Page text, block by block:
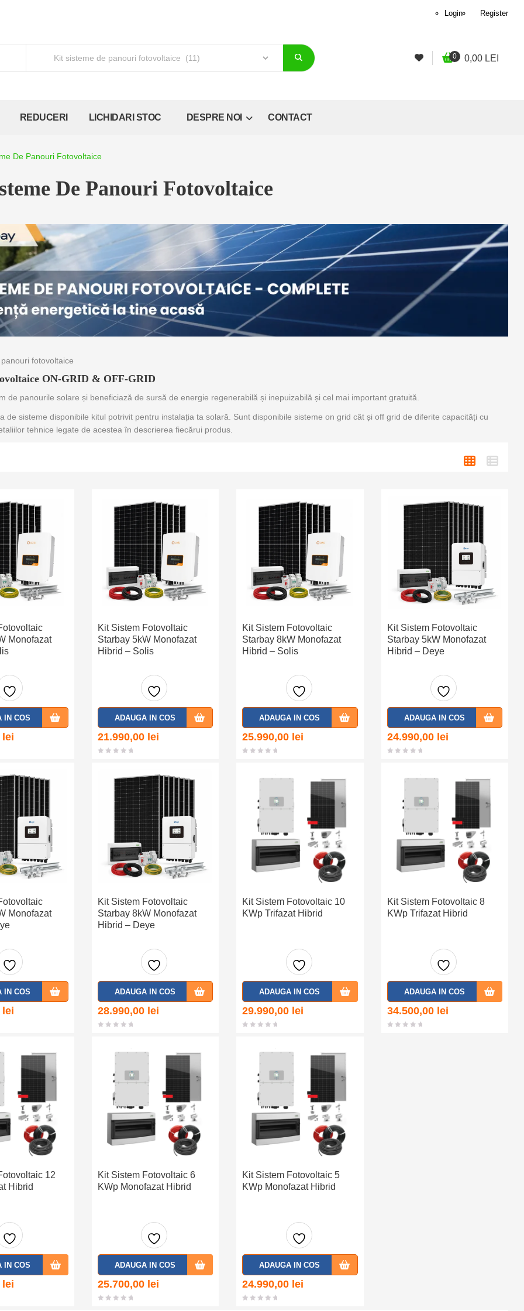
Login Register
0 0,00 LEI
REDUCERI LICHIDARI STOC DESPRE NOI CONTACT
De Panouri Fotovoltaice
De Panouri Fotovoltaice
fotovoltaice
ON-GRID & OFF-GRID
de panourile solare și beneficiază de sursă de energie regenerabilă și inepuizabilă și cel mai important gratuită.
de sisteme disponibile kitul potrivit pentru instalația ta solară. Sunt disponibile sisteme on grid cât și off grid de diferite capacități cu
tehnice legate de acestea în descrierea fiecărui produs.
Monofazat
a la
e
IN COS
lei
Kit Sistem Fotovoltaic
Starbay 5kW Monofazat
Hibrid – Solis
Adaug
a la
e
ADAUGA IN COS
21.990,00 lei
Kit Sistem Fotovoltaic
Starbay 8kW Monofazat
Hibrid – Solis
Adaug
a la
ADAUGA IN COS
25.990,00 lei
Kit Sistem Fotovoltaic
Starbay 5kW Monofazat
Hibrid – Deye
Adaug
a la
ADAUGA IN COS
24.990,00 lei
Monofazat
a la
IN COS
lei
Kit Sistem Fotovoltaic
Starbay 8kW Monofazat
Hibrid – Deye
Adaug
a la
ADAUGA IN COS
28.990,00 lei
Kit Sistem Fotovoltaic 10
KWp Trifazat Hibrid
Adaug
a la
ADAUGA IN COS
29.990,00 lei
Kit Sistem Fotovoltaic 8
KWp Trifazat Hibrid
Adaug
a la
ADAUGA IN COS
34.500,00 lei
12
Hibrid
a la
IN COS
lei
Kit Sistem Fotovoltaic 6
KWp Monofazat Hibrid
Adaug
a la
ADAUGA IN COS
25.700,00 lei
Kit Sistem Fotovoltaic 5
KWp Monofazat Hibrid
Adaug
a la
ADAUGA IN COS
24.990,00 lei